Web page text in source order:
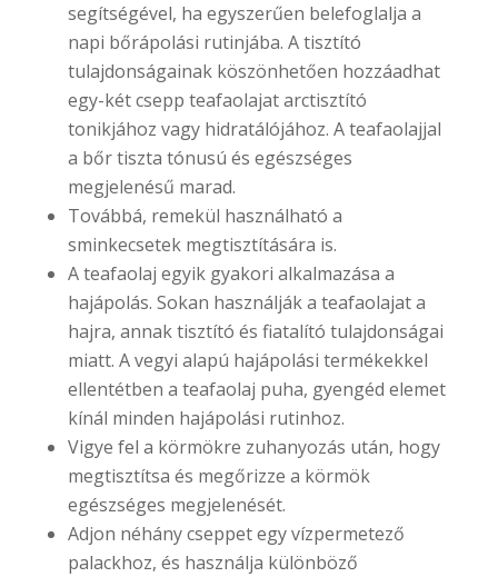
segítségével, ha egyszerűen belefoglalja a
napi bőrápolási rutinjába. A tisztító
tulajdonságainak köszönhetően hozzáadhat
egy-két csepp teafaolajat arctisztító
tonikjához vagy hidratálójához. A teafaolajjal
a bőr tiszta tónusú és egészséges
megjelenésű marad.
Továbbá, remekül használható a
sminkecsetek megtisztítására is.
A teafaolaj egyik gyakori alkalmazása a
hajápolás. Sokan használják a teafaolajat a
hajra, annak tisztító és fiatalító tulajdonságai
miatt. A vegyi alapú hajápolási termékekkel
ellentétben a teafaolaj puha, gyengéd elemet
kínál minden hajápolási rutinhoz.
Vigye fel a körmökre zuhanyozás után, hogy
megtisztítsa és megőrizze a körmök
egészséges megjelenését.
Adjon néhány cseppet egy vízpermetező
palackhoz, és használja különböző